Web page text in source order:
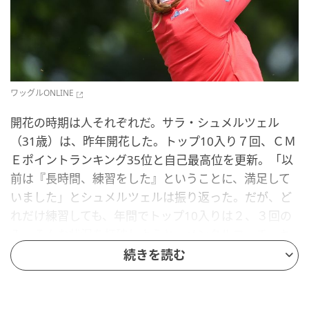
ワッグルONLINE
開花の時期は人それぞれだ。サラ・シュメルツェル
（31歳）は、昨年開花した。トップ10入り７回、ＣＭ
Ｅポイントランキング35位と自己最高位を更新。「以
前は『長時間、練習をした』ということに、満足して
いました」とシュメルツェルは振り返った。だが、ど
れだけ練習しても、年間でトップ10入りは２、３回の
ャディ、トレーナーらと「練習は量より質」、「プロ
セスを大事にし、目標に集中する」など、これまでの
続きを読む